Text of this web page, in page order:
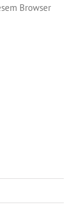
Browser